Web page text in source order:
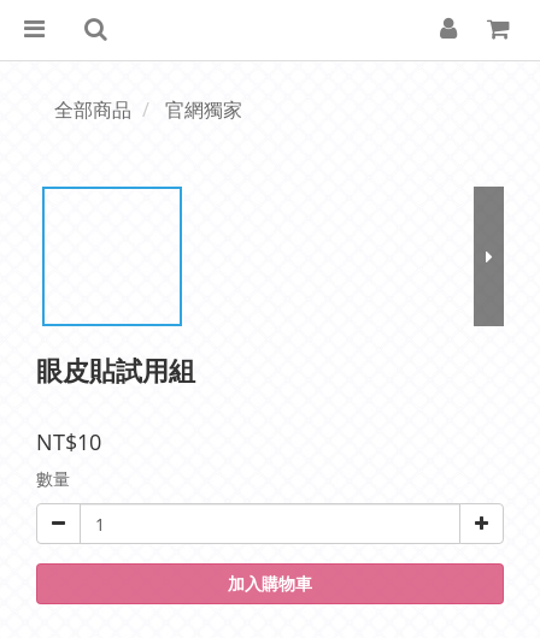
全部商品 官網獨家
眼皮貼試用組
NT$10
數量
加入購物車